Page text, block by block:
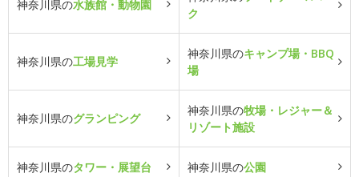
神奈川県の水族館・動物園
ク
神奈川県の工場見学
神奈川県のキャンプ場・BBQ
場
神奈川県のグランピング
神奈川県の牧場・レジャー＆
リゾート施設
神奈川県のタワー・展望台 神奈川県の公園